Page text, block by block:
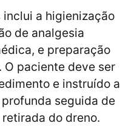
a higienização
de analgesia
e preparação
O paciente deve ser
e instruído a
seguida de
do dreno.